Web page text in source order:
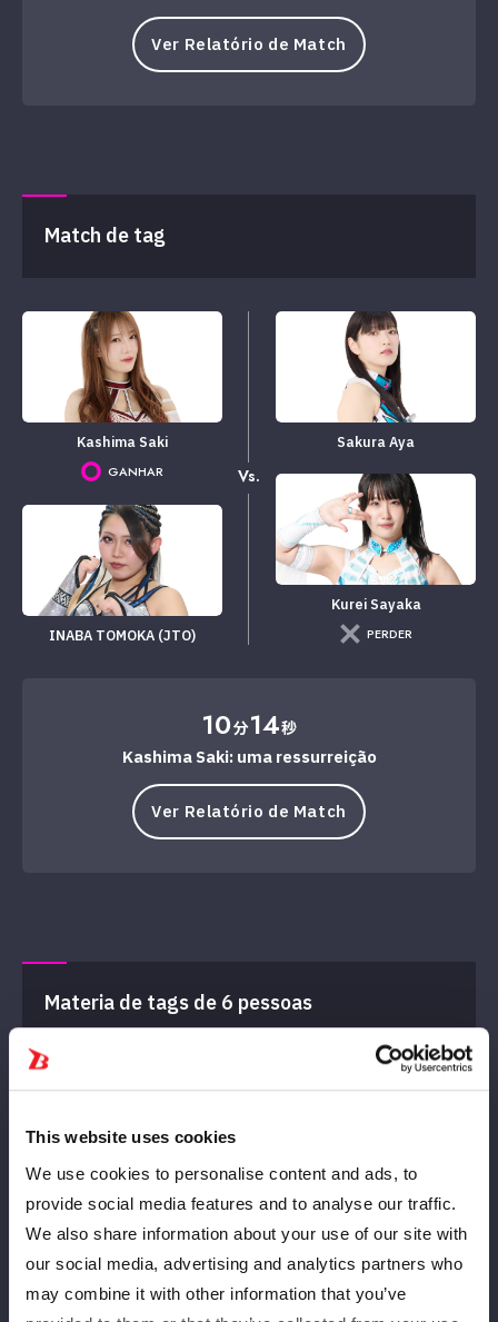
This website uses cookies
We use cookies to personalise content and ads, to
provide social media features and to analyse our traffic.
We also share information about your use of our site with
our social media, advertising and analytics partners who
may combine it with other information that you’ve
Ver Relatório de Match
Match de tag
Kashima Saki
GANHAR
INABA TOMOKA (JTO)
Vs.
Sakura Aya
Kurei Sayaka
PERDER
10分14秒
Kashima Saki: uma ressurreição
Ver Relatório de Match
Materia de tags de 6 pessoas
Starlight Kid wavelet
GANHAR